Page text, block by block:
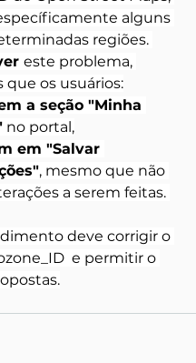
alguns
regiões.
este problema,
que os usuários:
a seção "Minha
no portal,
em "Salvar
, mesmo que não
a serem feitas.
deve corrigir o
e permitir o